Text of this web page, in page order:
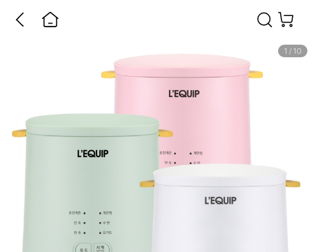
1 / 10